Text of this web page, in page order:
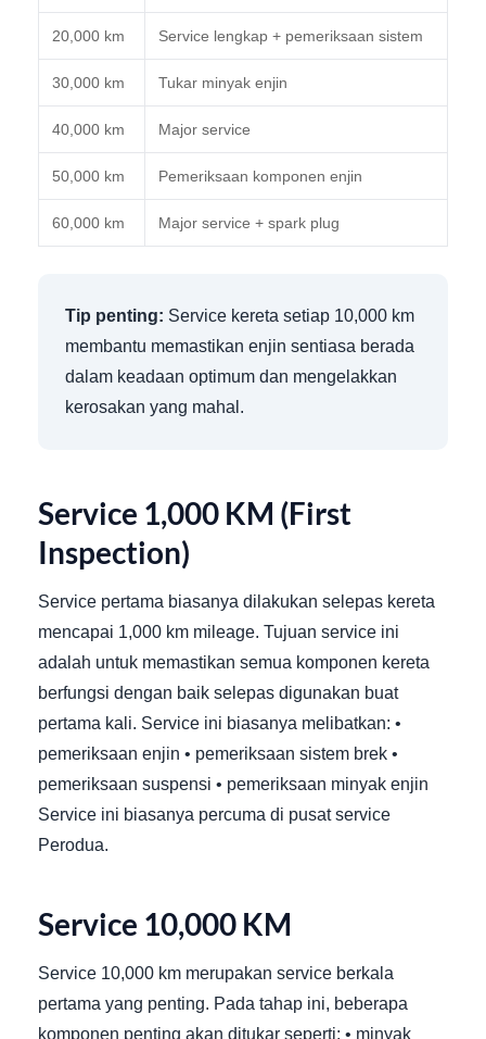
20,000 km Service lengkap + pemeriksaan sistem
30,000 km Tukar minyak enjin
40,000 km Major service
50,000 km Pemeriksaan komponen enjin
60,000 km Major service + spark plug
Tip penting: Service kereta setiap 10,000 km
membantu memastikan enjin sentiasa berada
dalam keadaan optimum dan mengelakkan
kerosakan yang mahal.
Service 1,000 KM (First
Inspection)
Service pertama biasanya dilakukan selepas kereta
mencapai 1,000 km mileage. Tujuan service ini
adalah untuk memastikan semua komponen kereta
berfungsi dengan baik selepas digunakan buat
pertama kali. Service ini biasanya melibatkan: •
pemeriksaan enjin • pemeriksaan sistem brek •
pemeriksaan suspensi • pemeriksaan minyak enjin
Service ini biasanya percuma di pusat service
Perodua.
Service 10,000 KM
Service 10,000 km merupakan service berkala
pertama yang penting. Pada tahap ini, beberapa
komponen penting akan ditukar seperti: • minyak